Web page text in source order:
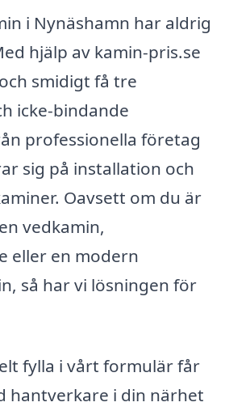
i Nynäshamn har aldrig
hjälp av kamin-pris.se
smidigt få tre
icke-bindande
professionella företag
sig på installation och
Oavsett om du är
vedkamin,
eller en modern
så har vi lösningen för
fylla i vårt formulär får
hantverkare i din närhet